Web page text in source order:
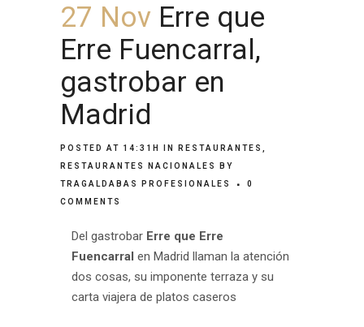
27 Nov Erre que
Erre Fuencarral,
gastrobar en
Madrid
POSTED AT 14:31H IN RESTAURANTES
RESTAURANTES NACIONALES
BY
TRAGALDABAS PROFESIONALES
0
COMMENTS
Del gastrobar Erre que Erre
Fuencarral en Madrid llaman la atención
dos cosas, su imponente terraza y su
carta viajera de platos caseros